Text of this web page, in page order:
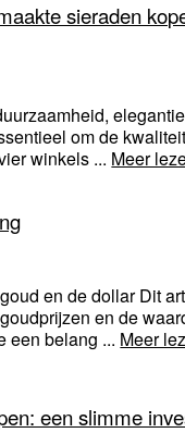
sieraden
om de
winkels ... Meer
en de dollar Dit
en de
een belang ... Meer
een slimme